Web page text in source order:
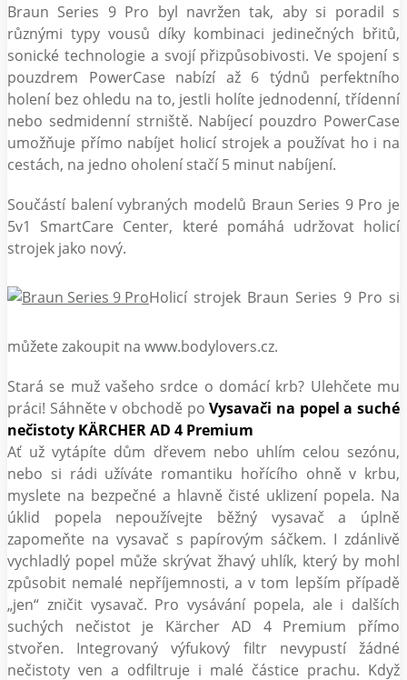
Braun Series 9 Pro byl navržen tak, aby si poradil s
různými typy vousů díky kombinaci jedinečných břitů,
sonické technologie a svojí přizpůsobivosti. Ve spojení s
pouzdrem PowerCase nabízí až 6 týdnů perfektního
holení bez ohledu na to, jestli holíte jednodenní, třídenní
nebo sedmidenní strniště. Nabíjecí pouzdro PowerCase
umožňuje přímo nabíjet holicí strojek a používat ho i na
cestách, na jedno oholení stačí 5 minut nabíjení.
Součástí balení vybraných modelů Braun Series 9 Pro je
5v1 SmartCare Center, které pomáhá udržovat holicí
strojek jako nový.
Holicí strojek Braun Series 9 Pro si
můžete zakoupit na www.bodylovers.cz.
Stará se muž vašeho srdce o domácí krb? Ulehčete mu
práci! Sáhněte v obchodě poVysavači na popel a suché
nečistoty KÄRCHER AD 4 Premium
Ať už vytápíte dům dřevem nebo uhlím celou sezónu,
nebo si rádi užíváte romantiku hořícího ohně v krbu,
myslete na bezpečné a hlavně čisté uklizení popela. Na
úklid popela nepoužívejte běžný vysavač a úplně
zapomeňte na vysavač s papírovým sáčkem. I zdánlivě
vychladlý popel může skrývat žhavý uhlík, který by mohl
způsobit nemalé nepříjemnosti, a v tom lepším případě
„jen“ zničit vysavač. Pro vysávání popela, ale i dalších
suchých nečistot je Kärcher AD 4 Premium přímo
stvořen. Integrovaný výfukový filtr nevypustí žádné
nečistoty ven a odfiltruje i malé částice prachu. Když